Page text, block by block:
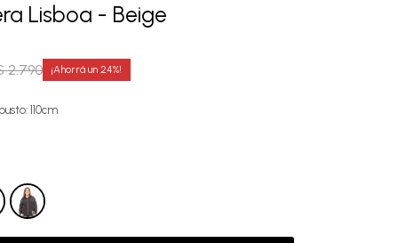
Lisboa - Beige
2.790 24
110cm